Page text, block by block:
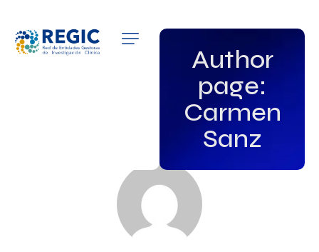
Author
page:
Carmen
Sanz
QUIÉNES SOMOS
PATROCINADORES
GRUPOS DE INTERÉS
NOTICIAS